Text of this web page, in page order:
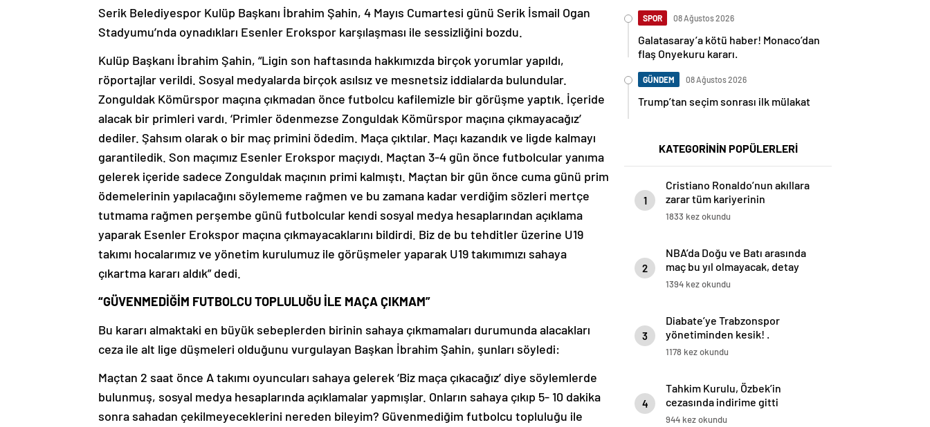
Serik Belediyespor Kulüp Başkanı İbrahim Şahin, 4 Mayıs Cumartesi günü Serik İsmail Ogan
Stadyumu’nda oynadıkları Esenler Erokspor karşılaşması ile sessizliğini bozdu.
Kulüp Başkanı İbrahim Şahin, “Ligin son haftasında hakkımızda birçok yorumlar yapıldı,
röportajlar verildi. Sosyal medyalarda birçok asılsız ve mesnetsiz iddialarda bulundular.
Zonguldak Kömürspor maçına çıkmadan önce futbolcu kafilemizle bir görüşme yaptık. İçeride
alacak bir primleri vardı. ‘Primler ödenmezse Zonguldak Kömürspor maçına çıkmayacağız’
dediler. Şahsım olarak o bir maç primini ödedim. Maça çıktılar. Maçı kazandık ve ligde kalmayı
garantiledik. Son maçımız Esenler Erokspor maçıydı. Maçtan 3-4 gün önce futbolcular yanıma
gelerek içeride sadece Zonguldak maçının primi kalmıştı. Maçtan bir gün önce cuma günü prim
ödemelerinin yapılacağını söylememe rağmen ve bu zamana kadar verdiğim sözleri mertçe
tutmama rağmen perşembe günü futbolcular kendi sosyal medya hesaplarından açıklama
yaparak Esenler Erokspor maçına çıkmayacaklarını bildirdi. Biz de bu tehditler üzerine U19
takımı hocalarımız ve yönetim kurulumuz ile görüşmeler yaparak U19 takımımızı sahaya
çıkartma kararı aldık” dedi.
“GÜVENMEDİĞİM FUTBOLCU TOPLULUĞU İLE MAÇA ÇIKMAM”
Bu kararı almaktaki en büyük sebeplerden birinin sahaya çıkmamaları durumunda alacakları
ceza ile alt lige düşmeleri olduğunu vurgulayan Başkan İbrahim Şahin, şunları söyledi:
Maçtan 2 saat önce A takımı oyuncuları sahaya gelerek ‘Biz maça çıkacağız’ diye söylemlerde
bulunmuş, sosyal medya hesaplarında açıklamalar yapmışlar. Onların sahaya çıkıp 5- 10 dakika
sonra sahadan çekilmeyeceklerini nereden bileyim? Güvenmediğim futbolcu topluluğu ile
SPOR 08 Ağustos 2026
Galatasaray’a kötü haber! Monaco’dan
flaş Onyekuru kararı.
GÜNDEM 08 Ağustos 2026
Trump’tan seçim sonrası ilk mülakat
KATEGORİNİN POPÜLERLERİ
1
Cristiano Ronaldo’nun akıllara
zarar tüm kariyerinin
istatistiğini çıkardık !
1833 kez okundu
2
NBA’da Doğu ve Batı arasında
maç bu yıl olmayacak, detay
haberimizde.
1394 kez okundu
3
Diabate’ye Trabzonspor
yönetiminden kesik! .
1178 kez okundu
4
Tahkim Kurulu, Özbek’in
cezasında indirime gitti
944 kez okundu